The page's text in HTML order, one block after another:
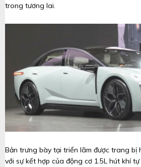
trong tương lai.
Bản trưng bày tại triển lãm được trang bị
với sự kết hợp của động cơ 1.5L hút khí